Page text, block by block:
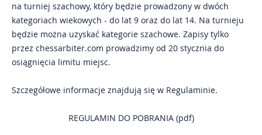
Chóry i zespoły
Zajęcia
Kontakt
Impresje Mikołowskie
na turniej szachowy, który będzie prowadzony w dwóch
kategoriach wiekowych - do lat 9 oraz do lat 14. Na turnieju
będzie można uzyskać kategorie szachowe. Zapisy tylko
przez chessarbiter.com prowadzimy od 20 stycznia do
osiągnięcia limitu miejsc.
Szczegółowe informacje znajdują się w Regulaminie.
REGULAMIN DO POBRANIA (pdf)